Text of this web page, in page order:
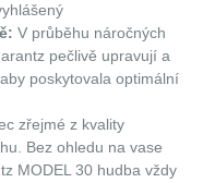
V průběhu náročných
pečlivě upravují a
poskytovala optimální
zřejmé z kvality
Bez ohledu na vase
MODEL 30 hudba vždy